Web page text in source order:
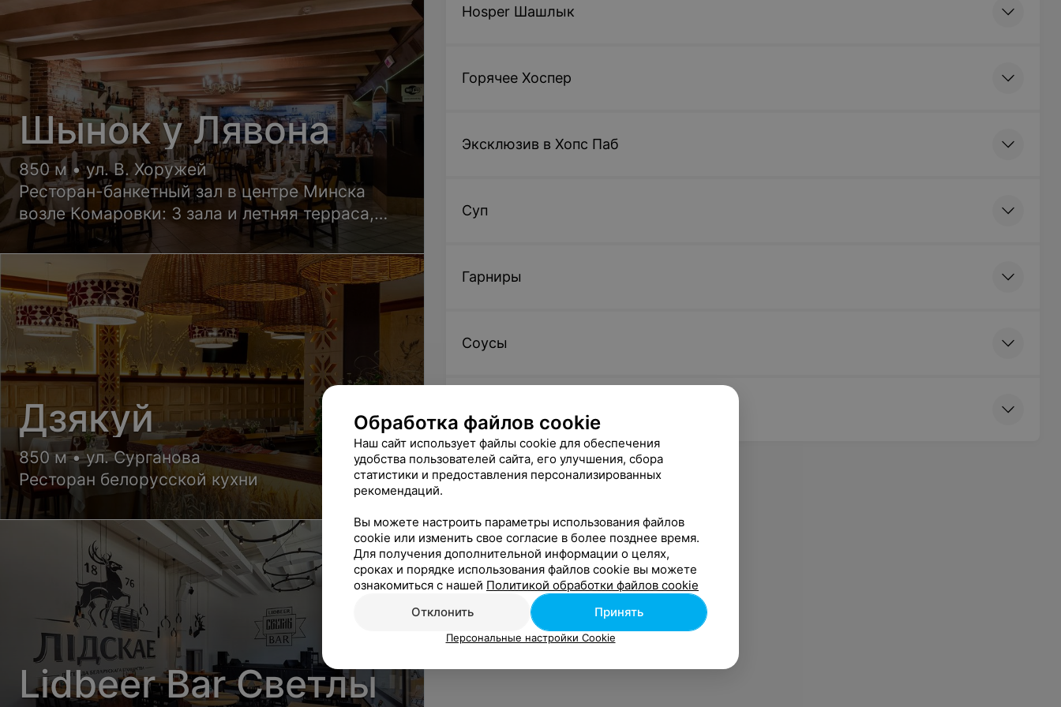
Hosper Шашлык
Горячее Хоспер
Эксклюзив в Хопс Паб
Суп
Гарниры
Соусы
Шынок у Лявона
850 м • ул. В. Хоружей
Ресторан-банкетный зал в центре Минска
возле Комаровки: 3 зала и летняя терраса,
размещение от 45 до 120 гостей.
Дзякуй
850 м • ул. Сурганова
Ресторан белорусской кухни
Lidbeer Bar Светлы
Обработка файлов cookie
Наш сайт использует файлы cookie для обеспечения
удобства пользователей сайта, его улучшения, сбора
статистики и предоставления персонализированных
рекомендаций.
Вы можете настроить параметры использования файлов
cookie или изменить свое согласие в более позднее время.
Для получения дополнительной информации о целях,
сроках и порядке использования файлов cookie вы можете
ознакомиться с нашей Политикой обработки файлов cookie
Отклонить
Принять
Персональные настройки Cookie